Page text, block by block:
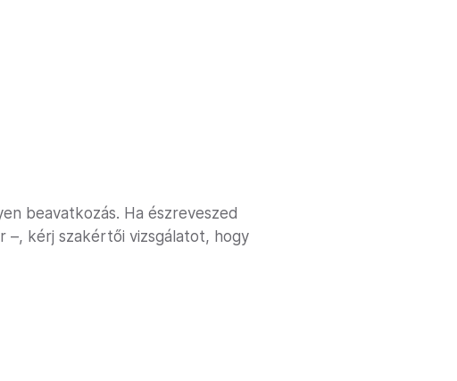
beavatkozás. Ha észreveszed
–, kérj szakértői vizsgálatot, hogy